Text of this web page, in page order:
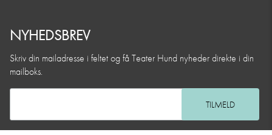
NYHEDSBREV
Skriv din mailadresse i feltet og få Teater Hund nyheder direkte i din
mailboks.